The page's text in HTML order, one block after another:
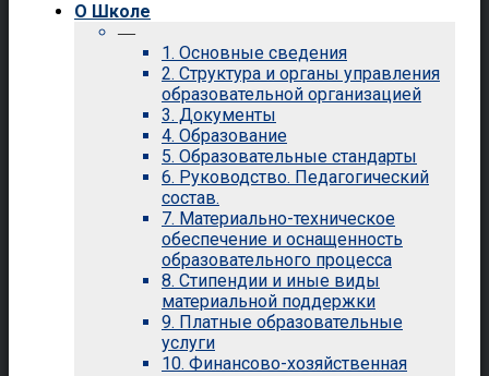
О Школе
—
1. Основные сведения
2. Структура и органы управления
образовательной организацией
3. Документы
4. Образование
5. Образовательные стандарты
6. Руководство. Педагогический
состав.
7. Материально-техническое
обеспечение и оснащенность
образовательного процесса
8. Стипендии и иные виды
материальной поддержки
9. Платные образовательные
услуги
10. Финансово-хозяйственная